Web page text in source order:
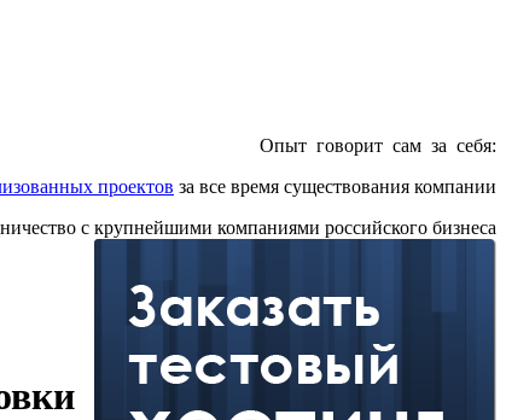
Опыт говорит сам за себя:
проектов за все время существования компании
с крупнейшими компаниями российского бизнеса